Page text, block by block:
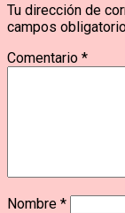
Tu dirección de
campos
Comentario *
Nombre *